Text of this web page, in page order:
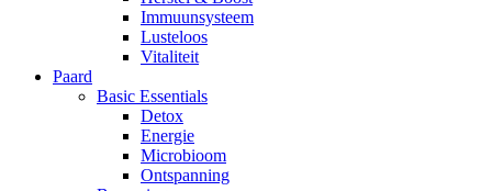
Immuunsysteem
Lusteloos
Vitaliteit
Paard
Basic Essentials
Detox
Energie
Microbioom
Ontspanning